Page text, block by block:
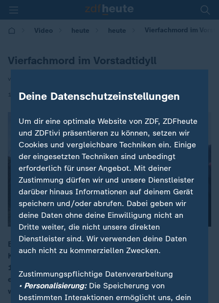
Video heute heute Vierfachmord im
Vierfachmord im Vorstadtidyll
von Britta Marks und Yann Thönnessen
10.03.2021 | 06:00
Es ist der schlimmste Fall in seiner 40-jährigen
Karriere. Kommissar Less aus Hessen wird Anfang der
1990er zu einem Tatort gerufen: Zwei Männer liegen
erschossen an einem Feldweg. Auch die Ehefrauen
wurden umgebracht.
Deine Datenschutzeinstellungen
Um dir eine optimale Website von ZDF, ZDFheute
und ZDFtivi präsentieren zu können, setzen wir
Cookies und vergleichbare Techniken ein. Einige
der eingesetzten Techniken sind unbedingt
erforderlich für unser Angebot. Mit deiner
Zustimmung dürfen wir und unsere Dienstleister
darüber hinaus Informationen auf deinem Gerät
speichern und/oder abrufen. Dabei geben wir
deine Daten ohne deine Einwilligung nicht an
Dritte weiter, die nicht unsere direkten
Dienstleister sind. Wir verwenden deine Daten
auch nicht zu kommerziellen Zwecken.
Zustimmungspflichtige Datenverarbeitung
• Personalisierung:Die Speicherung von
bestimmten Interaktionen ermöglicht uns, dein